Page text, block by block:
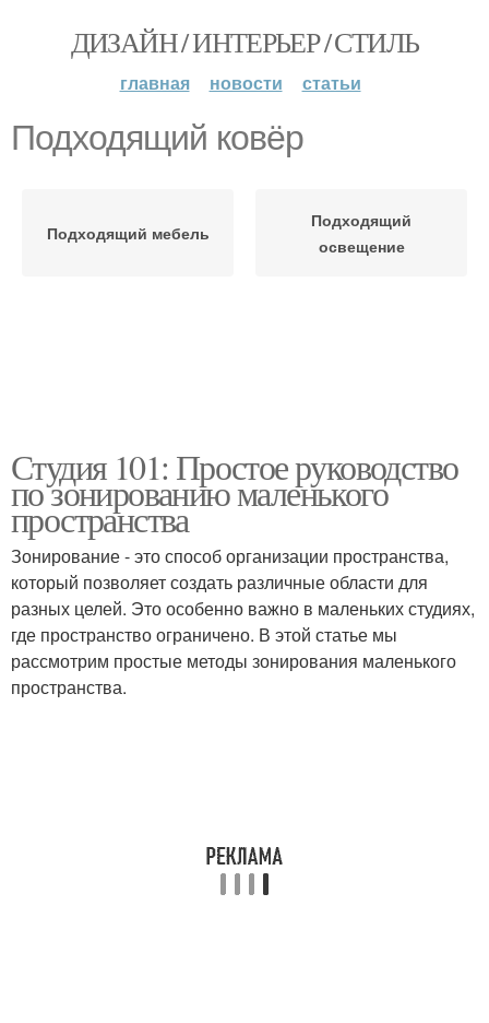
ДИЗАЙН / ИНТЕРЬЕР / СТИЛЬ
главная новости статьи
Подходящий ковёр
Подходящий мебель
Подходящий
освещение
Студия 101: Простое руководство
по зонированию маленького
пространства
Зонирование - это способ организации пространства,
который позволяет создать различные области для
разных целей. Это особенно важно в маленьких студиях,
где пространство ограничено. В этой статье мы
рассмотрим простые методы зонирования маленького
пространства.